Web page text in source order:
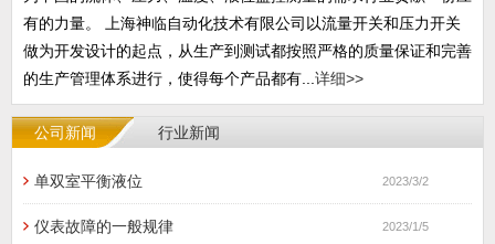
有的力量。 上海神临自动化技术有限公司以流量开关和压力开关
做为开发设计的起点，从生产到测试都按照严格的质量保证和完善
的生产管理体系进行，使得每个产品都有... 详细>>
公司新闻 行业新闻
单双室平衡液位 2023/3/2
仪表故障的一般规律 2023/1/5